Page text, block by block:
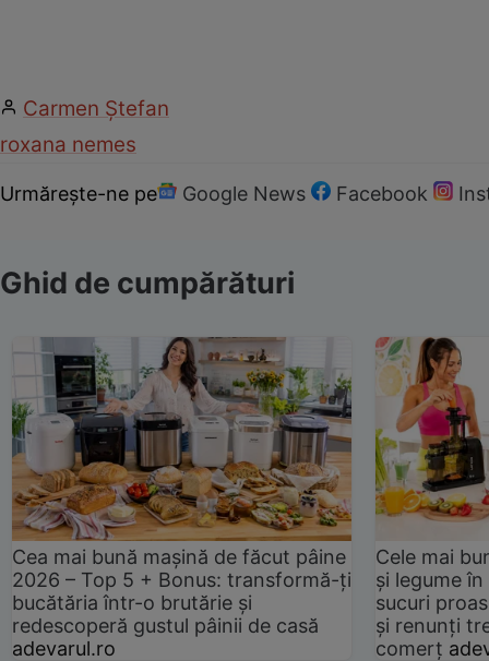
Carmen Ştefan
roxana nemes
Urmărește-ne pe Google News Facebook
Ghid de cumpărături
Cea mai bună mașină de făcut pâine
2026 – Top 5 + Bonus: transformă-ți
bucătăria într-o brutărie și
redescoperă gustul pâinii de casă
adevarul.ro
Cele mai
și legume
sucuri
și renunți
comerț